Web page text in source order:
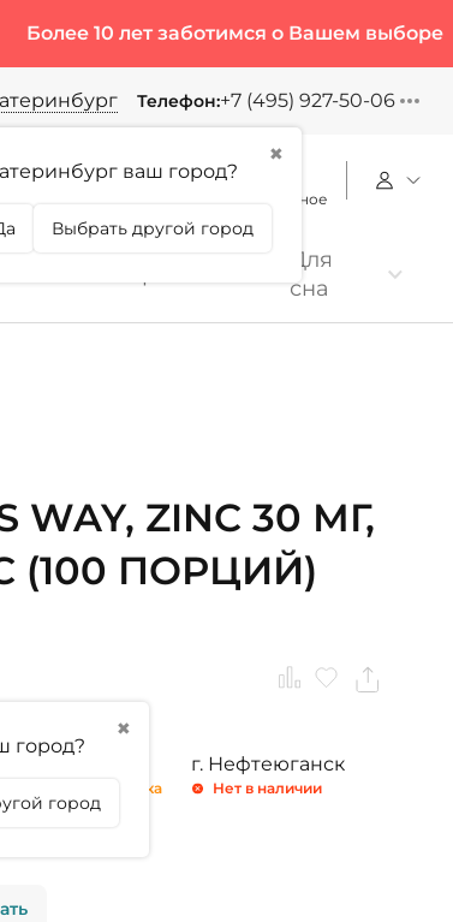
10 лет заботимся о Вашем выборе
✖
ваш город?
Выбрать другой город
Телефон:+7 (495) 927-50-06
Избранное
Для
сна
WAY, ZINC 30 МГ,
(100 ПОРЦИЙ)
✖
город?
город
г. Тюмень
Осталась 1 штука
г. Нефтеюганск
Нет в наличии